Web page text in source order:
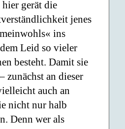
gerät die
jenes
ins
Leid so vieler
besteht. Damit sie
zunächst an dieser
auch an
nicht nur halb
Denn wer als